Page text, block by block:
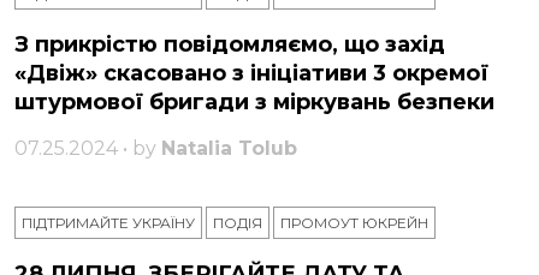
З прикрістю повідомляємо, що захід
«Двіж» скасовано з ініціативи 3 окремої
штурмової бригади з міркувань безпеки
07.25.2024 • by Natalia Tolub
ПІДТРИМАЙТЕ УКРАЇНУ ПОДІЯ ПРОМОУТ ЮКРЕЙН